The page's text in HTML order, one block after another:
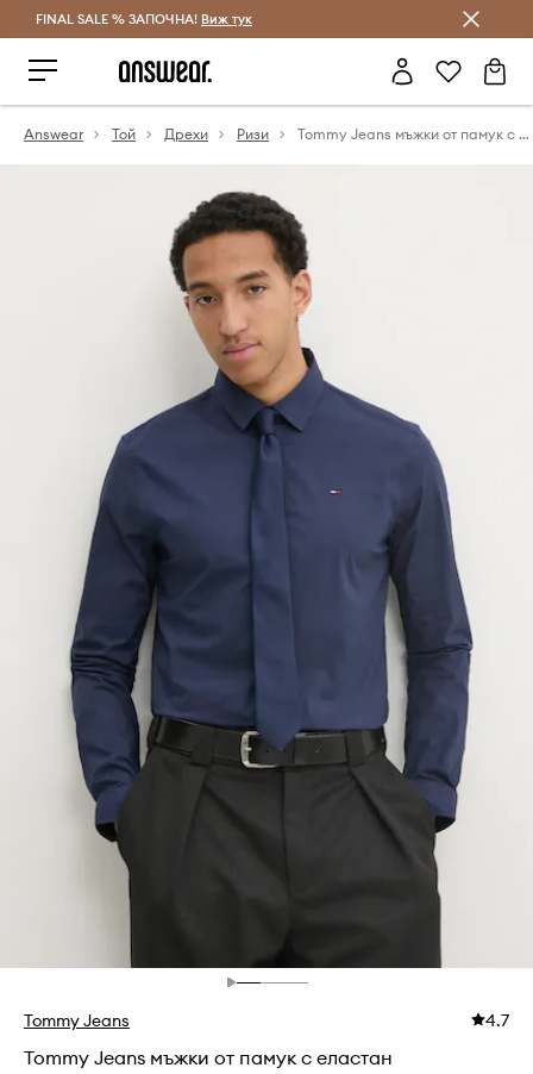
Спестявай с Answear Club
FINAL SALE % ЗАПОЧНА! Виж тук
Answear Той Дрехи Ризи Tommy Jeans мъжки от памук с еластан
Tommy Jeans 4.7
Tommy Jeans мъжки от памук с еластан